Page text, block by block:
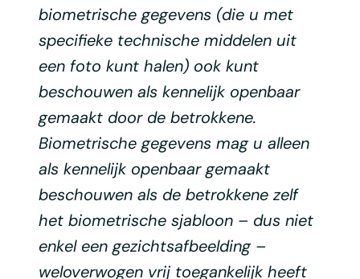
biometrische gegevens (die u met
specifieke technische middelen uit
een foto kunt halen) ook kunt
beschouwen als kennelijk openbaar
gemaakt door de betrokkene.
Biometrische gegevens mag u alleen
als kennelijk openbaar gemaakt
beschouwen als de betrokkene zelf
het biometrische sjabloon – dus niet
enkel een gezichtsafbeelding –
weloverwogen vrij toegankelijk heeft